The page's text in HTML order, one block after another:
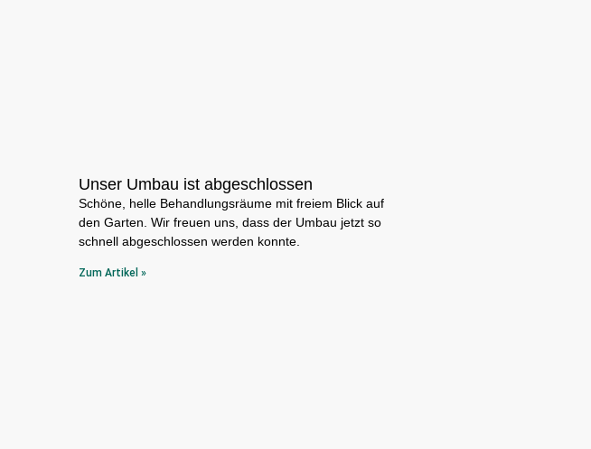
Unser Umbau ist abgeschlossen
Schöne, helle Behandlungsräume mit freiem Blick auf
den Garten. Wir freuen uns, dass der Umbau jetzt so
schnell abgeschlossen werden konnte.
Zum Artikel »